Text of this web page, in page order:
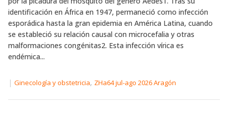
identificación en África en 1947, permaneció como infección
esporádica hasta la gran epidemia en América Latina, cuando
se estableció su relación causal con microcefalia y otras
malformaciones congénitas2. Esta infección vírica es
endémica...
| Ginecología y obstetricia, ZHa64 jul-ago 2026 Aragón